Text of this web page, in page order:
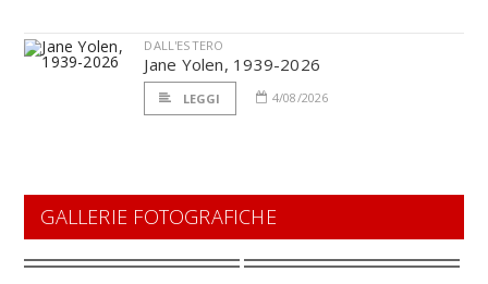
DALL'ESTERO
Jane Yolen, 1939-2026
LEGGI 4/08/2026
GALLERIE FOTOGRAFICHE